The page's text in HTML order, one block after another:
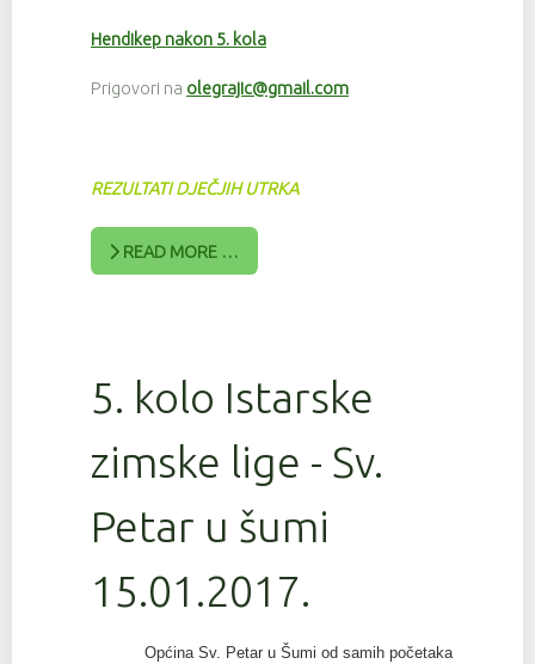
Hendikep nakon 5. kola
Prigovori na olegrajic@gmail.com
REZULTATI DJEČJIH UTRKA
READ MORE …
5. kolo Istarske
zimske lige - Sv.
Petar u šumi
15.01.2017.
Općina Sv. Petar u Šumi od samih početaka